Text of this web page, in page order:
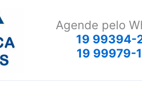
Agende pelo
19 99394-
19 99979-